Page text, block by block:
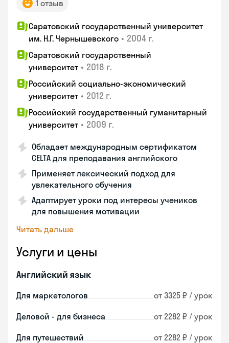
1 отзыв
Саратовский государственный университет
им. Н.Г. Чернышевского • 2004 г.
Саратовский государственный
университет • 2018 г.
Российский социально-экономический
университет • 2012 г.
Российский государственный гуманитарный
университет • 2009 г.
Обладает международным сертификатом
CELTA для преподавания английского
Применяет лексический подход для
увлекательного обучения
Адаптирует уроки под интересы учеников
для повышения мотивации
Читать дальше
Услуги и цены
Английский язык
Для маркетологов от 3325 ₽ / урок
Деловой - для бизнеса от 2282 ₽ / урок
Для путешествий от 2282 ₽ / урок